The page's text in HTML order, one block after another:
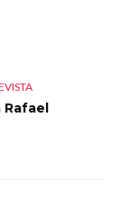
Rafael